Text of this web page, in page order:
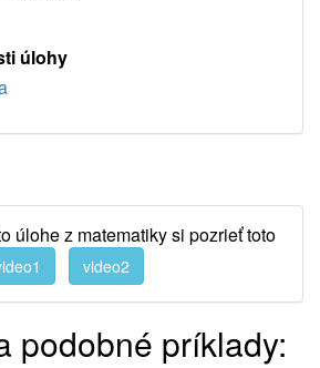
úlohy
úlohe z matematiky si pozrieť toto
video2
podobné príklady: